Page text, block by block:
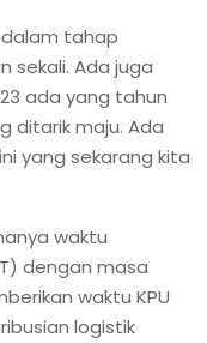
dalam tahap
sekali. Ada juga
ada yang tahun
ditarik maju. Ada
yang sekarang kita
waktu
dengan masa
waktu KPU
logistik